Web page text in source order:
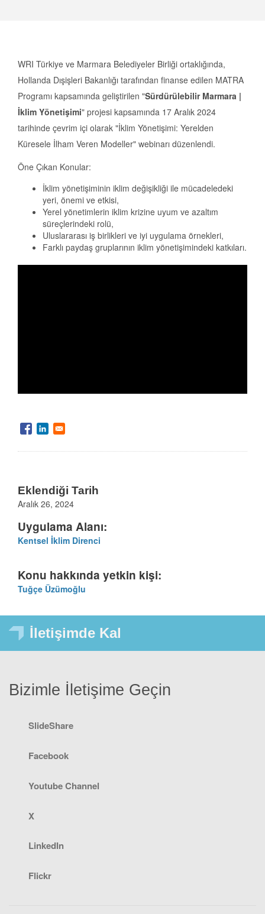
WRI Türkiye ve Marmara Belediyeler Birliği ortaklığında,
Hollanda Dışişleri Bakanlığı tarafından finanse edilen MATRA
Programı kapsamında geliştirilen "Sürdürülebilir Marmara |
İklim Yönetişimi" projesi kapsamında 17 Aralık 2024
tarihinde çevrim içi olarak "İklim Yönetişimi: Yerelden
Küresele İlham Veren Modeller" webinarı düzenlendi.
Öne Çıkan Konular:
İklim yönetişiminin iklim değişikliği ile mücadeledeki
yeri, önemi ve etkisi,
Yerel yönetimlerin iklim krizine uyum ve azaltım
süreçlerindeki rolü,
Uluslararası iş birlikleri ve iyi uygulama örnekleri,
Farklı paydaş gruplarının iklim yönetişimindeki katkıları.
Eklendiği Tarih
Aralık 26, 2024
Uygulama Alanı:
Kentsel İklim Direnci
Konu hakkında yetkin kişi:
Tuğçe Üzümoğlu
İletişimde Kal
Bizimle İletişime Geçin
SlideShare
Facebook
Youtube Channel
X
LinkedIn
Flickr